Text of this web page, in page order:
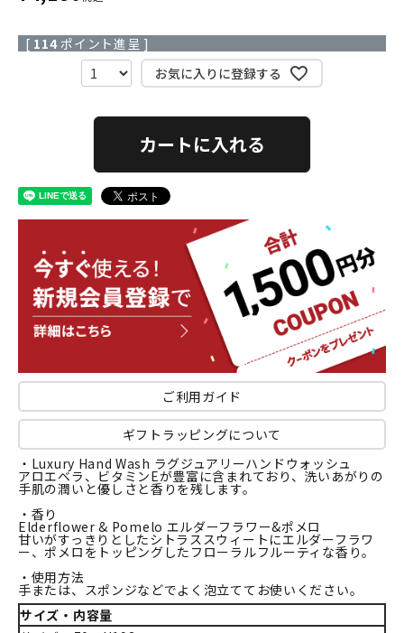
[ 114ポイント進呈 ]
お気に入りに登録する
カートに入れる
ご利用ガイド
ギフトラッピングについて
・Luxury Hand Wash ラグジュアリーハンドウォッシュ
アロエベラ、ビタミンEが豊富に含まれており、洗いあがりの
手肌の潤いと優しさと香りを残します。
・香り
Elderflower & Pomelo エルダーフラワー&ポメロ
甘いがすっきりとしたシトラススウィートにエルダーフラワ
ー、ポメロをトッピングしたフローラルフルーティな香り。
・使用方法
手または、スポンジなどでよく泡立ててお使いください。
サイズ・内容量